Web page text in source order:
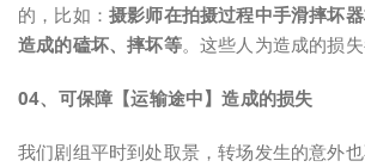
的，比如： 摄影师在拍摄过程中手滑摔坏
造成的磕坏、摔坏等。这些人为造成的损失
04、 可保障【运输途中】造成的损失
我们剧组平时到处取景，转场发生的意外